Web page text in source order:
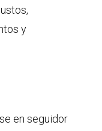
y
en seguidor